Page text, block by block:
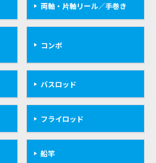
両軸・片軸リール／手巻き
コンボ
バスロッド
フライロッド
船竿